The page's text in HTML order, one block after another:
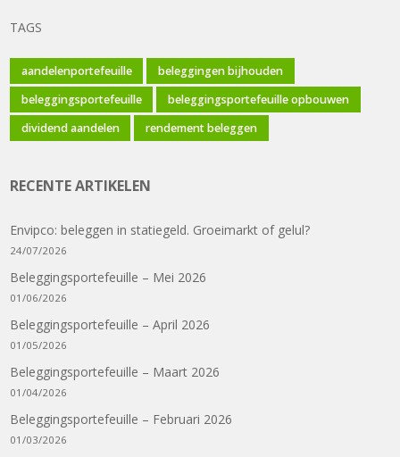
TAGS
aandelenportefeuille
beleggingen bijhouden
beleggingsportefeuille
beleggingsportefeuille opbouwen
dividend aandelen
rendement beleggen
RECENTE ARTIKELEN
Envipco: beleggen in statiegeld. Groeimarkt of gelul?
24/07/2026
Beleggingsportefeuille – Mei 2026
01/06/2026
Beleggingsportefeuille – April 2026
01/05/2026
Beleggingsportefeuille – Maart 2026
01/04/2026
Beleggingsportefeuille – Februari 2026
01/03/2026